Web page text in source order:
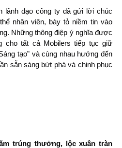
lãnh đạo công ty đã gửi lời chúc
nhân viên, bày tỏ niềm tin vào
Những thông điệp ý nghĩa được
cho tất cả Mobilers tiếp tục giữ
tạo” và cùng nhau hướng đến
sẵn sàng bứt phá và chinh phục
trúng thưởng, lộc xuân tràn